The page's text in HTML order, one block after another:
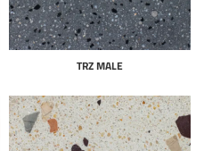
TRZ MALE